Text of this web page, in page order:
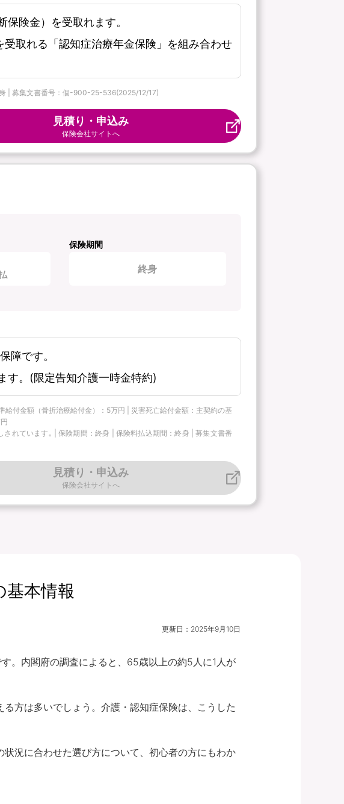
険金）を受取れます。
取れる「認知症治療年金保険」を組み合わせ
| 募集文書番号：個-900-25-536(2025/12/17)
見積り・申込み
保険会社サイトへ
保険期間
終身
障です。
す。(限定告知介護一時金特約)
付金額（骨折治療給付金）：5万円 | 災害死亡給付金額：主契約の基
れています｡ | 保険期間：終身 | 保険料払込期間：終身 | 募集文書番
見積り・申込み
保険会社サイトへ
基本情報
更新日： 2025年9月10日
。内閣府の調査によると、65歳以上の約5人に1人が
方は多いでしょう。介護・認知症保険は、こうした
況に合わせた選び方について、初心者の方にもわか